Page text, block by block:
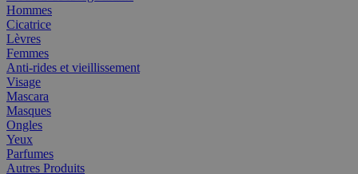
Hommes
Cicatrice
Lèvres
Femmes
Anti-rides et vieillissement
Visage
Mascara
Masques
Ongles
Yeux
Parfumes
Autres Produits